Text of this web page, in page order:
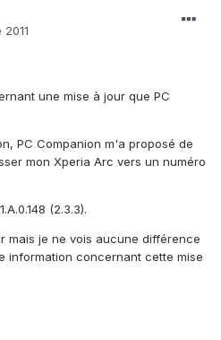
une mise à jour que PC
PC Companion m'a proposé de
mon Xperia Arc vers un numéro
(2.3.3).
mais je ne vois aucune différence
information concernant cette mise